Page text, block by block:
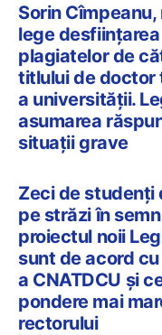
Sorin
lege desființarea
plagiatelor de
titlului de doctor
a universității.
asumarea
situații grave
Zeci de studenți
pe străzi în
proiectul noii
sunt de acord
a CNATDCU și
pondere mai
rectorului